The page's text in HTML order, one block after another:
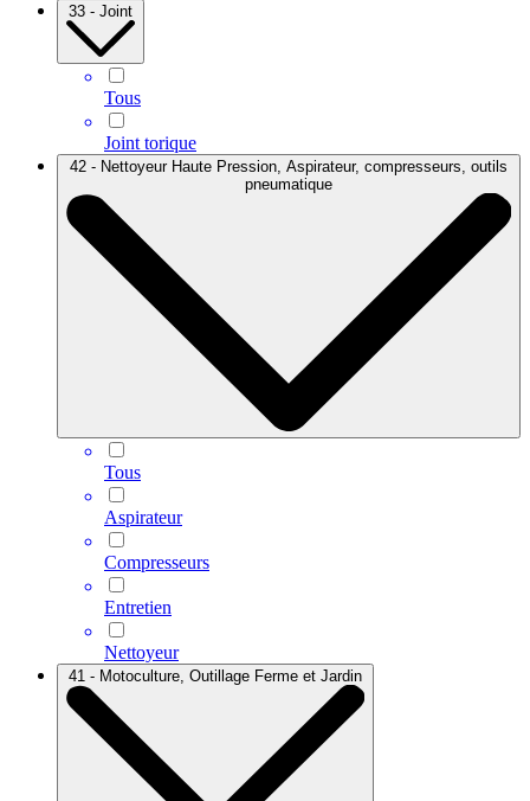
33 - Joint
Tous
Joint torique
42 - Nettoyeur Haute Pression, Aspirateur, compresseurs, outils
pneumatique
Tous
Aspirateur
Compresseurs
Entretien
Nettoyeur
41 - Motoculture, Outillage Ferme et Jardin